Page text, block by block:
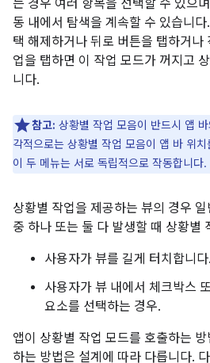
는 경우 여러 항목을 선택할 수 있으
동 내에서 탐색을 계속할 수 있습니
택 해제하거나 뒤로 버튼을 탭하거나
업을 탭하면 이 작업 모드가 꺼지고
니다.
참고: 상황별 작업 모음이 반드시 앱
각적으로는 상황별 작업 모음이 앱 바 위
이 두 메뉴는 서로 독립적으로 작동합니다.
상황별 작업을 제공하는 뷰의 경우
중 하나 또는 둘 다 발생할 때 상황별
사용자가 뷰를 길게 터치합니다.
사용자가 뷰 내에서 체크박스
요소를 선택하는 경우.
앱이 상황별 작업 모드를 호출하는
하는 방법은 설계에 따라 다릅니다.